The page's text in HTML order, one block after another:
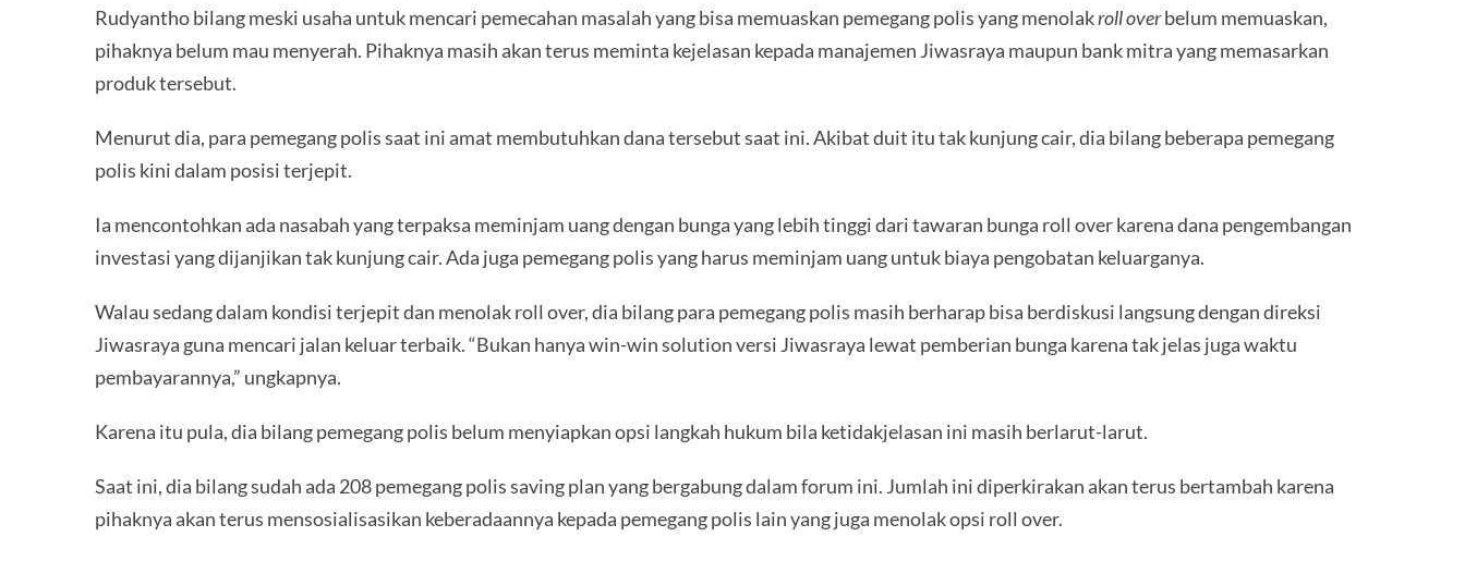
Rudyantho bilang meski usaha untuk mencari pemecahan masalah yang bisa memuaskan pemegang polis yang menolakroll overbelum memuaskan,
pihaknya belum mau menyerah. Pihaknya masih akan terus meminta kejelasan kepada manajemen Jiwasraya maupun bank mitra yang memasarkan
produk tersebut.
Menurut dia, para pemegang polis saat ini amat membutuhkan dana tersebut saat ini. Akibat duit itu tak kunjung cair, dia bilang beberapa pemegang
polis kini dalam posisi terjepit.
Ia mencontohkan ada nasabah yang terpaksa meminjam uang dengan bunga yang lebih tinggi dari tawaran bunga roll over karena dana pengembangan
investasi yang dijanjikan tak kunjung cair. Ada juga pemegang polis yang harus meminjam uang untuk biaya pengobatan keluarganya.
Walau sedang dalam kondisi terjepit dan menolak roll over, dia bilang para pemegang polis masih berharap bisa berdiskusi langsung dengan direksi
Jiwasraya guna mencari jalan keluar terbaik. “Bukan hanya win-win solution versi Jiwasraya lewat pemberian bunga karena tak jelas juga waktu
pembayarannya,” ungkapnya.
Karena itu pula, dia bilang pemegang polis belum menyiapkan opsi langkah hukum bila ketidakjelasan ini masih berlarut-larut.
Saat ini, dia bilang sudah ada 208 pemegang polis saving plan yang bergabung dalam forum ini. Jumlah ini diperkirakan akan terus bertambah karena
pihaknya akan terus mensosialisasikan keberadaannya kepada pemegang polis lain yang juga menolak opsi roll over.